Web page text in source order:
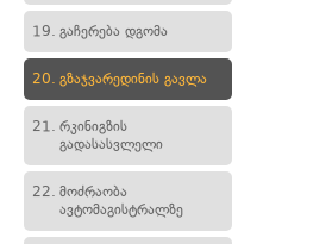
19. გაჩერება დგომა
20. გზაჯვარედინის გავლა
21. რკინიგზის
გადასასვლელი
22. მოძრაობა
ავტომაგისტრალზე